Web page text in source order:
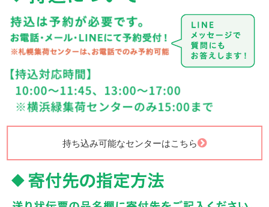
持ち込み可能なセンターはこちら